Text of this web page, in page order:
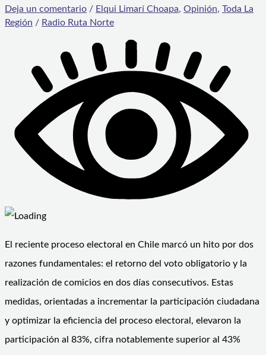
Deja un comentario / Elqui Limarí Choapa, Opinión, Toda La
Región / Radio Ruta Norte
El reciente proceso electoral en Chile marcó un hito por dos
razones fundamentales: el retorno del voto obligatorio y la
realización de comicios en dos días consecutivos. Estas
medidas, orientadas a incrementar la participación ciudadana
y optimizar la eficiencia del proceso electoral, elevaron la
participación al 83%, cifra notablemente superior al 43%